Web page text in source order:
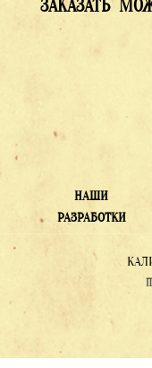
ЗАКАЗАТЬ
НАШИ
РАЗРАБОТКИ